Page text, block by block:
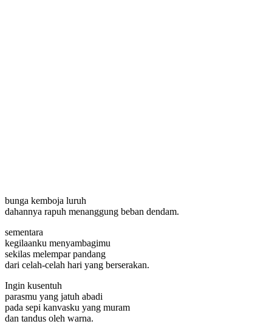
bunga kemboja luruh
dahannya rapuh menanggung beban dendam.
sementara
kegilaanku menyambagimu
sekilas melempar pandang
dari celah-celah hari yang berserakan.
Ingin kusentuh
parasmu yang jatuh abadi
pada sepi kanvasku yang muram
dan tandus oleh warna.